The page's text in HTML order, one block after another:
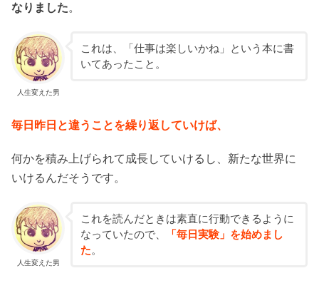
なりました。
人生変えた男
これは、「仕事は楽しいかね」という本に書
いてあったこと。
毎日昨日と違うことを繰り返していけば、
何かを積み上げられて成長していけるし、新たな世界に
いけるんだそうです。
人生変えた男
これを読んだときは素直に行動できるように
なっていたので、
「毎日実験」を始めまし
た。